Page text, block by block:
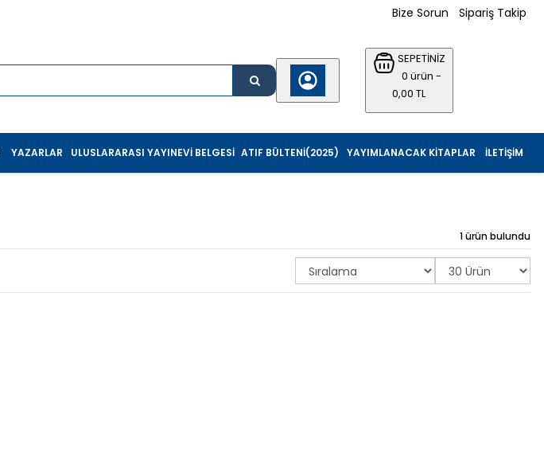
Bize Sorun Sipariş Takip
SEPETİNİZ
0 ürün -
0,00 TL
İLETIŞIM
YAYIMLANACAK KITAPLAR
ATIF BÜLTENI(2025)
ULUSLARARASI YAYINEVI BELGESI
YAZARLAR
1 ürün bulundu